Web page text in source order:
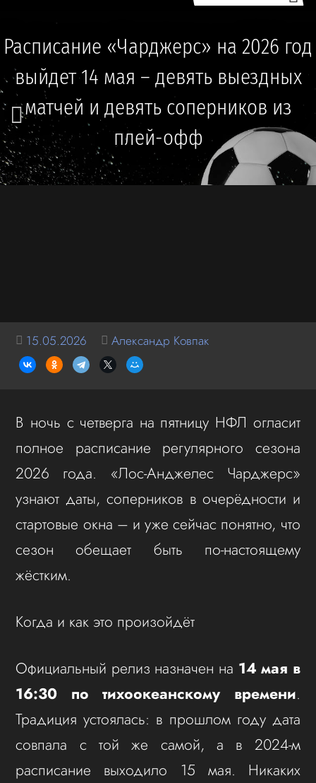
Расписание «Чарджерс» на 2026 год
выйдет 14 мая – девять выездных
матчей и девять соперников из
плей-офф
15.05.2026 Александр Ковпак
В ночь с четверга на пятницу НФЛ огласит
полное расписание регулярного сезона
2026 года. «Лос-Анджелес Чарджерс»
узнают даты, соперников в очерёдности и
стартовые окна – и уже сейчас понятно, что
сезон обещает быть по-настоящему
жёстким.
Когда и как это произойдёт
Официальный релиз назначен на 14 мая в
16:30 по тихоокеанскому времени.
Традиция устоялась: в прошлом году дата
совпала с той же самой, а в 2024-м
расписание выходило 15 мая. Никаких